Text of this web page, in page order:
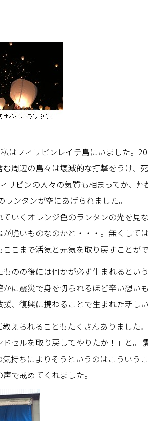
はフィリピンレイテ島にいました。
周辺の島々は壊滅的な打撃をうけ、
リピンの人々の気質も相まってか、
ランタンが空にあげられました。
いくオレンジ色のランタンの光を見
が脆いものなのかと・・・。無くし
こまで活気と元気を取り戻すことが
ものの後には何かが必ず生まれると
かに震災で身を切られるほど辛い想
、復興に携わることで生まれた新し
教えられることもたくさんありました
セルを取り戻してやりたか！」と。
持ちによりそうというのはこういう
で戒めてくれました。